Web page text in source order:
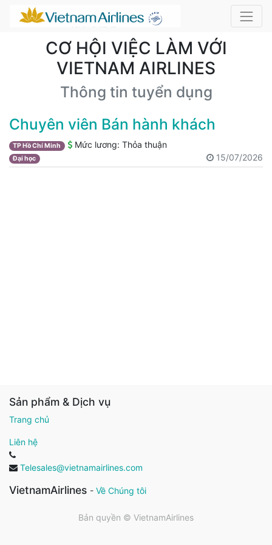
CƠ HỘI VIỆC LÀM VỚI
VIETNAM AIRLINES
Thông tin tuyển dụng
Chuyên viên Bán hành khách
TP Hồ Chí Minh Mức lương: Thỏa thuận
Đại học 15/07/2026
Sản phẩm & Dịch vụ
Trang chủ
Liên hệ
Telesales@vietnamairlines.com
VietnamAirlines - Về Chúng tôi
Bản quyền © VietnamAirlines